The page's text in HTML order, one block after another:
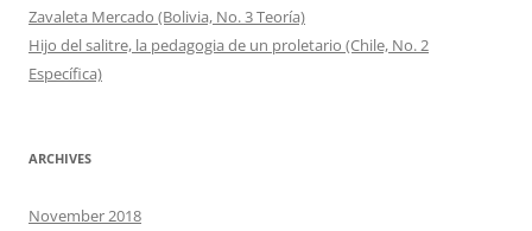
Zavaleta Mercado (Bolivia, No. 3 Teoría)
Hijo del salitre, la pedagogia de un proletario (Chile, No. 2
Específica)
ARCHIVES
November 2018